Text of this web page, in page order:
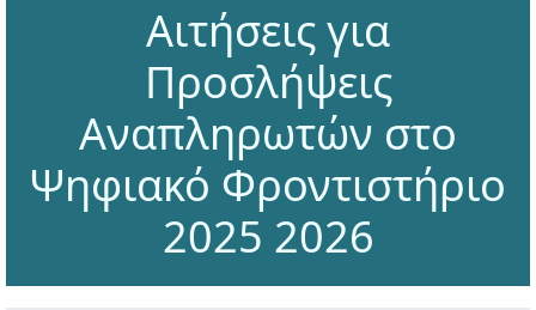
Αιτήσεις για
Προσλήψεις
Αναπληρωτών στο
Ψηφιακό Φροντιστήριο
2025 2026